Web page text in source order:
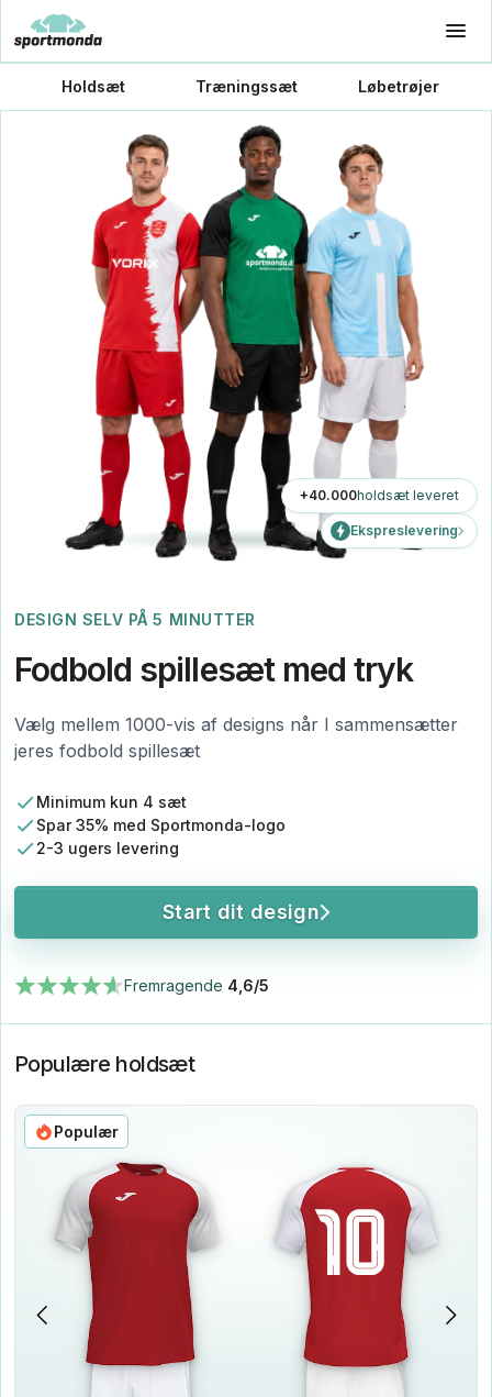
Holdsæt Træningssæt Løbetrøjer
DESIGN SELV PÅ 5 MINUTTER
Fodbold spillesæt med tryk
Vælg mellem 1000-vis af designs når I sammensætter
jeres fodbold spillesæt
Minimum kun 4 sæt
Spar 35% med Sportmonda-logo
2-3 ugers levering
Start dit design
Fremragende 4,6/5
+40.000holdsæt leveret
Ekspreslevering
Populære holdsæt
Populær